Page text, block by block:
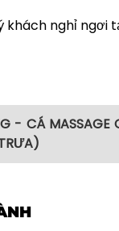
khách nghỉ ngơi
- CÁ MASSAGE
giấc trong